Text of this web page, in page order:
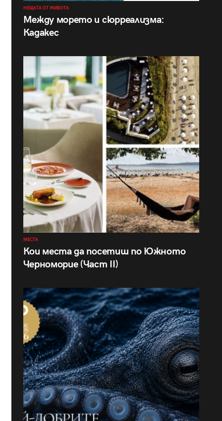
НЕЩАТА ОТ ЖИВОТА
Между морето и сюрреализма:
Кадакес
МЕСТА
Кои места да посетиш по Южното
Черноморие (Част II)